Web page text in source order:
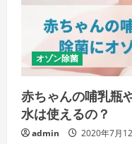
す
美
容
効
果
を
徹
底
査
の
詳
細
を
オゾン除菌
赤ちゃんの哺乳瓶
水は使えるの？
admin 2020年7月